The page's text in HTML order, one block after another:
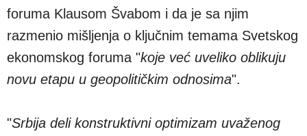
foruma Klausom Švabom i da je sa njim
razmenio mišljenja o ključnim temama Svetskog
ekonomskog foruma "koje već uveliko oblikuju
novu etapu u geopolitičkim odnosima".
"Srbija deli konstruktivni optimizam uvaženog